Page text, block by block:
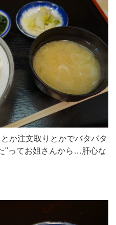
か注文取りとかでバタバタ
"ってお姐さんから…肝心な